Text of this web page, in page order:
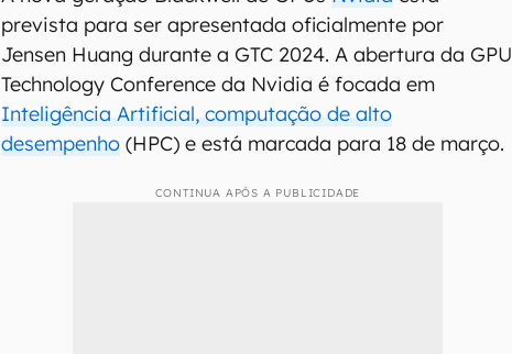
prevista para ser apresentada oficialmente por
Jensen Huang durante a GTC 2024. A abertura da GPU
Technology Conference da Nvidia é focada em
Inteligência Artificial, computação de alto
desempenho (HPC) e está marcada para 18 de março.
CONTINUA APÓS A PUBLICIDADE